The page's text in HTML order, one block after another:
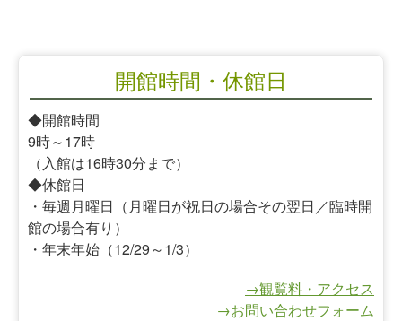
開館時間・休館日
◆開館時間
9時～17時
（入館は16時30分まで）
◆休館日
・毎週月曜日（月曜日が祝日の場合その翌日／臨時開
館の場合有り）
・年末年始（12/29～1/3）
→観覧料・アクセス
→お問い合わせフォーム